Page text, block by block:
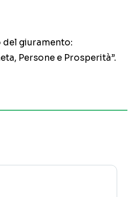
del giuramento:
Persone e Prosperità”.